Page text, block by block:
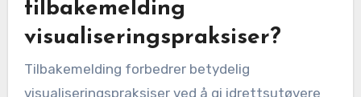
målbare forbedringer i fysiske ytelsesmålinger
som hastighet, utholdenhet eller styrke. I tillegg
kan subjektive vurderinger gjennom
tilbakemeldinger fra idrettsutøvere og